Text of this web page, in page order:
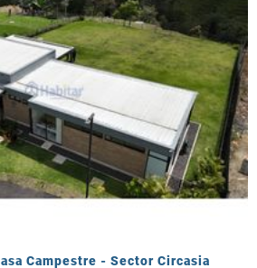
Campestre - Sector Circasia